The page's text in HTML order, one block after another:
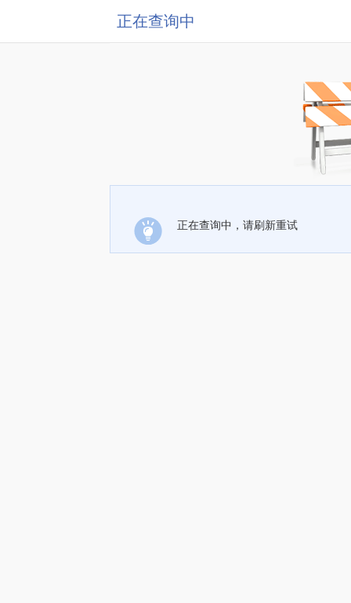
正在查询中
正在查询中，请刷新重试